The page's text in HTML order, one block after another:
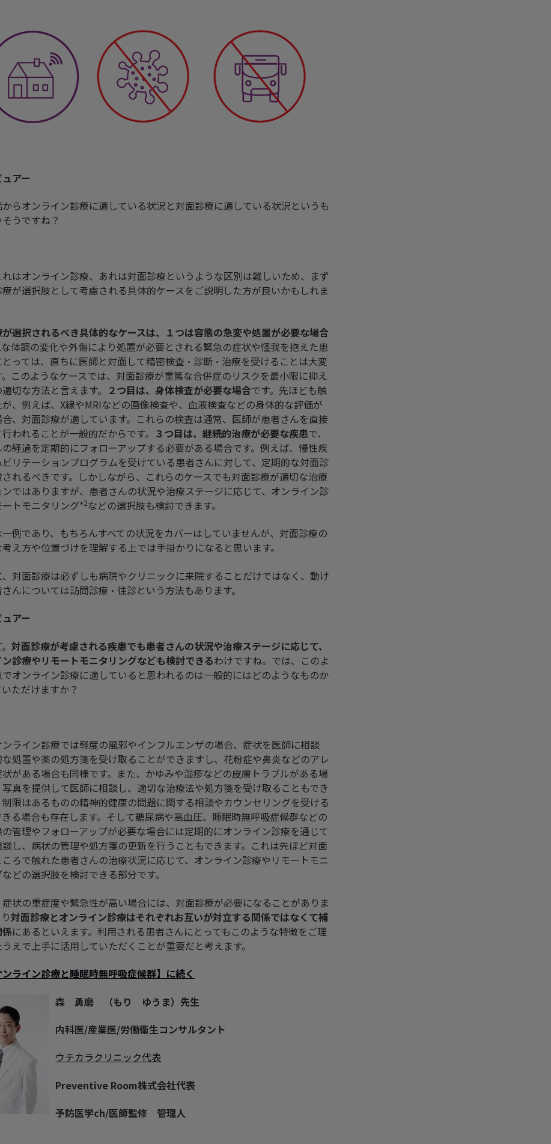
アー
らオンライン診療に適している状況と対面診療に適している状況というも
うですね？
はオンライン診療、あれは対面診療というような区別は難しいため、まず
療が選択肢として考慮される具体的ケースをご説明した方が良いかもしれま
選択されるべき具体的なケースは、１つは容態の急変や処置が必要な場合
体調の変化や外傷により処置が必要とされる緊急の症状や怪我を抱えた患
っては、直ちに医師と対面して精密検査・診断・治療を受けることは大変
このようなケースでは、対面診療が重篤な合併症のリスクを最小限に抑え
切な方法と言えます。 ２つ目は、身体検査が必要な場合です。先ほども触
、例えば、X線やMRIなどの画像検査や、血液検査などの身体的な評価が
、対面診療が適しています。これらの検査は通常、医師が患者さんを直接
われることが一般的だからです。 ３つ目は、継続的治療が必要な疾患で、
経過を定期的にフォローアップする必要がある場合です。例えば、慢性疾
リテーションプログラムを受けている患者さんに対して、定期的な対面診
れるべきです。しかしながら、これらのケースでも対面診療が適切な治療
ではありますが、患者さんの状況や治療ステージに応じて、オンライン診
トモニタリング*2などの選択肢も検討できます。
一例であり、もちろんすべての状況をカバーはしていませんが、対面診療の
え方や位置づけを理解する上では手掛かりになると思います。
、対面診療は必ずしも病院やクリニックに来院することだけではなく、動け
んについては訪問診療・往診という方法もあります。
アー
対面診療が考慮される疾患でも患者さんの状況や治療ステージに応じて、
診療やリモートモニタリングなども検討できるわけですね。では、このよ
でオンライン診療に適していると思われるのは一般的にはどのようなものか
ただけますか？
ライン診療では軽度の風邪やインフルエンザの場合、症状を医師に相談
な処置や薬の処方箋を受け取ることができますし、花粉症や鼻炎などのアレ
がある場合も同様です。また、かゆみや湿疹などの皮膚トラブルがある場
真を提供して医師に相談し、適切な治療法や処方箋を受け取ることもでき
制限はあるものの精神的健康の問題に関する相談やカウンセリングを受ける
きる場合も存在します。そして糖尿病や高血圧、睡眠時無呼吸症候群などの
管理やフォローアップが必要な場合には定期的にオンライン診療を通じて
し、病状の管理や処方箋の更新を行うこともできます。これは先ほど対面
ろで触れた患者さんの治療状況に応じて、オンライン診療やリモートモニ
どの選択肢を検討できる部分です。
症状の重症度や緊急性が高い場合には、対面診療が必要になることがありま
対面診療とオンライン診療はそれぞれお互いが対立する関係ではなくて補
にあるといえます。利用される患者さんにとってもこのような特徴をご理
えで上手に活用していただくことが重要だと考えます。
ンライン診療と睡眠時無呼吸症候群】 に続く
森 勇磨 （もり ゆうま）先生
内科医/産業医/労働衛生コンサルタント
ウチカラクリニック代表
Preventive Room株式会社代表
予防医学ch/医師監修 管理人